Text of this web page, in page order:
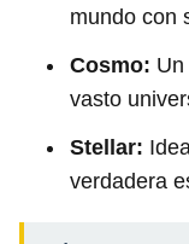
mundo con
Cosmo: Un
vasto
Stellar:
verdadera